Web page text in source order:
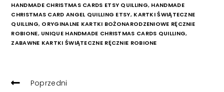
HANDMADE CHRISTMAS CARDS ETSY QUILLING, HANDMADE
CHRISTMAS CARD ANGEL QUILLING ETSY, KARTKI ŚWIĄTECZNE
QUILLING, ORYGINALNE KARTKI BOŻONARODZENIOWE RĘCZNIE
ROBIONE, UNIQUE HANDMADE CHRISTMAS CARDS QUILLING,
ZABAWNE KARTKI ŚWIĄTECZNE RĘCZNIE ROBIONE
READ Poprzedni